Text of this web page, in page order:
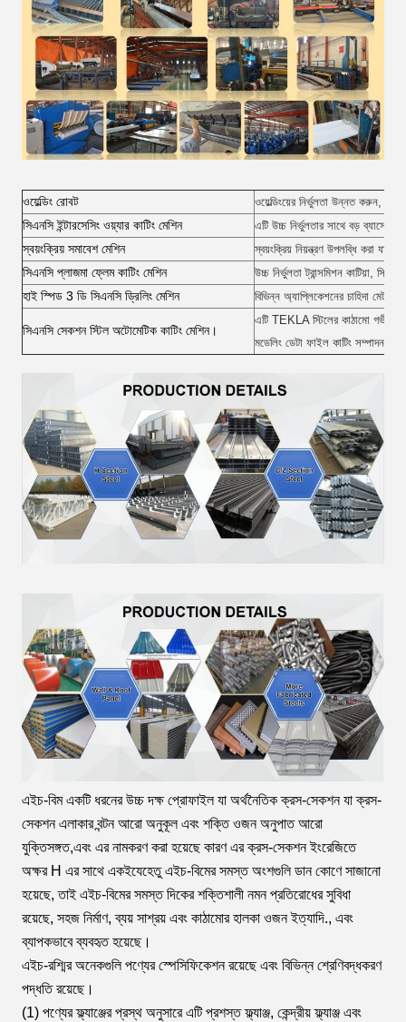
ওয়েল্ডিং রোবট ওয়েল্ডিংয়ের নির্ভুলতা উন্নত করুন,
সিএনসি ইন্টারসেসিং ওয়্যার কাটিং মেশিন এটি উচ্চ নির্ভুলতার সাথে বড় ব্যাসের
স্বয়ংক্রিয় সমাবেশ মেশিন স্বয়ংক্রিয় নিয়ন্ত্রণ উপলব্ধি করা যায়,
সিএনসি প্লাজমা ফ্লেম কাটিং মেশিন উচ্চ নির্ভুলতা ট্রান্সমিশন কাটিয়া,
হাই স্পিড 3 ডি সিএনসি ড্রিলিং মেশিন বিভিন্ন অ্যাপ্লিকেশনের চাহিদা
সিএনসি সেকশন স্টিল অটোমেটিক কাটিং মেশিন।
এটি TEKLA স্টিলের কাঠামো
মডেলিং ডেটা ফাইল কাটিং সম্পাদন
এইচ-বিম একটি ধরনের উচ্চ দক্ষ প্রোফাইল যা অর্থনৈতিক ক্রস-সেকশন যা ক্রস-
সেকশন এলাকার বন্টন আরো অনুকূল এবং শক্তি ওজন অনুপাত আরো
যুক্তিসঙ্গত,এবং এর নামকরণ করা হয়েছে কারণ এর ক্রস-সেকশন ইংরেজিতে
অক্ষর H এর সাথে একইযেহেতু এইচ-বিমের সমস্ত অংশগুলি ডান কোণে সাজানো
হয়েছে, তাই এইচ-বিমের সমস্ত দিকের শক্তিশালী নমন প্রতিরোধের সুবিধা
রয়েছে, সহজ নির্মাণ, ব্যয় সাশ্রয় এবং কাঠামোর হালকা ওজন ইত্যাদি., এবং
ব্যাপকভাবে ব্যবহৃত হয়েছে।
এইচ-রশ্মির অনেকগুলি পণ্যের স্পেসিফিকেশন রয়েছে এবং বিভিন্ন শ্রেণিবদ্ধকরণ
পদ্ধতি রয়েছে।
(1) পণ্যের ফ্ল্যাঞ্জের প্রস্থ অনুসারে এটি প্রশস্ত ফ্ল্যাঞ্জ, কেন্দ্রীয় ফ্ল্যাঞ্জ এবং